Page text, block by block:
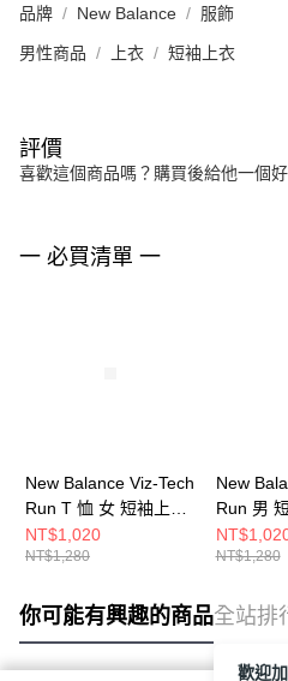
品牌 New Balance 服飾
男性商品 上衣 短袖上衣
評價
喜歡這個商品嗎？購買後給他一個
一 必買清單 一
New Balance Viz-Tech
Run T 恤 女 短袖上衣
WT61O6FOBK-F
NT$1,020
NT$1,280
New
Run 男
NT$1,280
你可能有興趣的商品全站排
歡迎